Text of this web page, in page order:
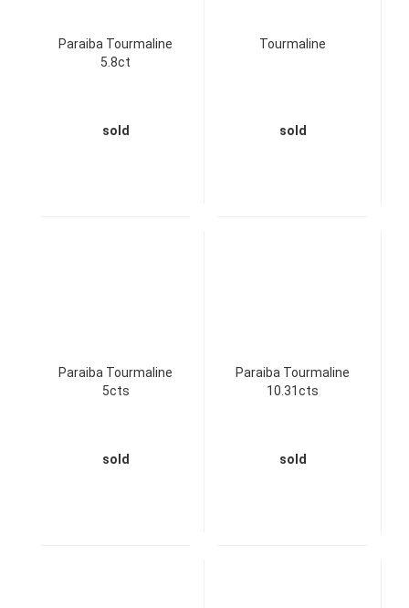
Paraiba Tourmaline
5.8ct
sold
Tourmaline
sold
Paraiba Tourmaline
5cts
sold
Paraiba Tourmaline
10.31cts
sold